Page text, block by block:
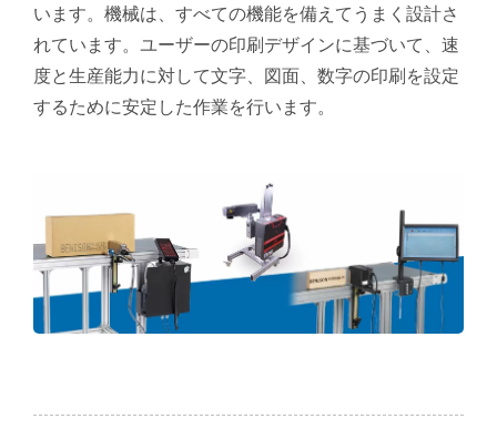
います。機械は、すべての機能を備えてうまく設計さ
れています。ユーザーの印刷デザインに基づいて、速
度と生産能力に対して文字、図面、数字の印刷を設定
するために安定した作業を行います。